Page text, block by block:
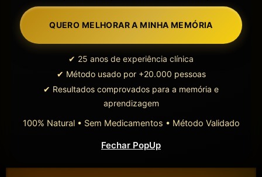
QUERO MELHORAR A MINHA MEMÓRIA
✔ 25 anos de experiência clínica
✔ Método usado por +20.000 pessoas
✔ Resultados comprovados para a memória e
aprendizagem
100% Natural• Sem Medicamentos • Método Validado
Fechar PopUp